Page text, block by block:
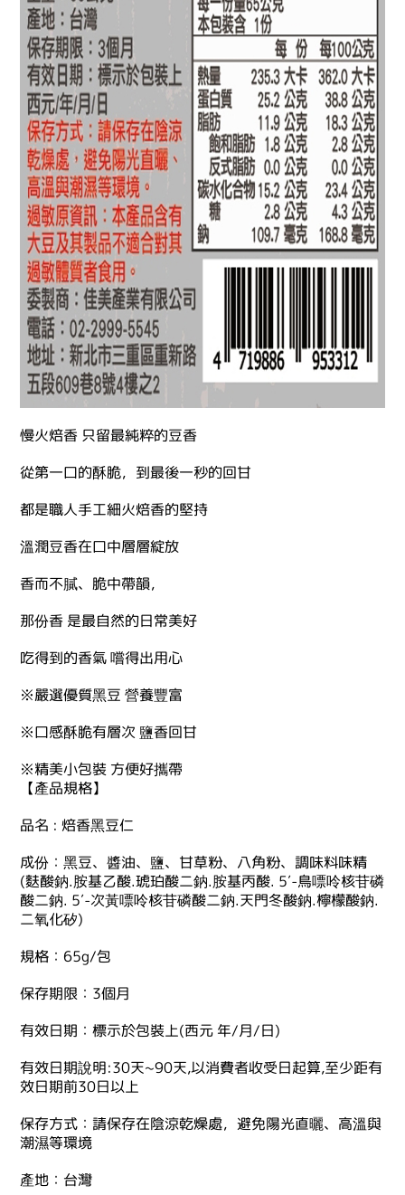
慢火焙香 只留最純粹的豆香
從第一口的酥脆，到最後一秒的回甘
都是職人手工細火焙香的堅持
溫潤豆香在口中層層綻放
香而不膩、脆中帶韻，
那份香 是最自然的日常美好
吃得到的香氣 嚐得出用心
※嚴選優質黑豆 營養豐富
※口感酥脆有層次 鹽香回甘
※精美小包裝 方便好攜帶
【產品規格】
品名 : 焙香黑豆仁
成份：黑豆、醬油、鹽、甘草粉、八角粉、調味料味精
(麩酸鈉.胺基乙酸.琥珀酸二鈉.胺基丙酸. 5′-鳥嘌呤核苷磷
酸二鈉. 5′-次黃嘌呤核苷磷酸二鈉.天門冬酸鈉.檸檬酸鈉.
二氧化矽)
規格：65g/包
保存期限：3個月
有效日期：標示於包裝上(西元 年/月/日)
有效日期說明:30天~90天,以消費者收受日起算,至少距有
效日期前30日以上
保存方式：請保存在陰涼乾燥處，避免陽光直曬、高溫與
潮濕等環境
產地：台灣